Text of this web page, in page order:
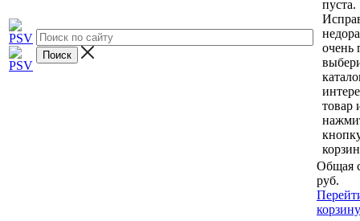
пуста.
очень
товар
Общая
руб.
корзину